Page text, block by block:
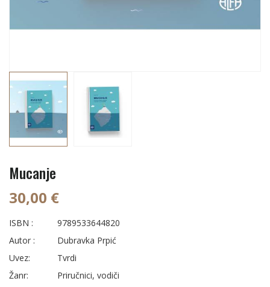
Mucanje
30,00 €
ISBN :
9789533644820
Autor :
Dubravka Prpić
Uvez:
Tvrdi
Žanr:
Priručnici, vodiči